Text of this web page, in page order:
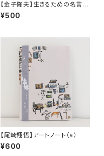
【金子隆夫】生きるための名言
集。その11
¥500
【尾崎翔悟】アートノート（a）
¥600